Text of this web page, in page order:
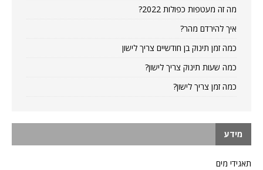
מה זה מעטפות כפולות 2022?
איך להירדם מהר?
כמה זמן תינוק בן חודשיים צריך לישון
כמה שעות תינוק צריך לישון?
כמה זמן צריך לישון?
מידע
תאגידי מים